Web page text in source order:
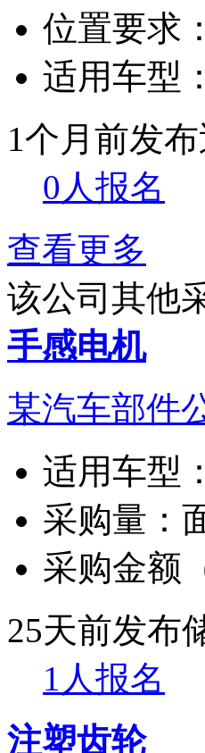
位置要求：
适用车型：
1个月前发布
0人报名
查看更多
该公司其他
手感电机
某汽车部件
适用车型：
采购量：
采购金额
25天前发布
1人报名
注塑齿轮